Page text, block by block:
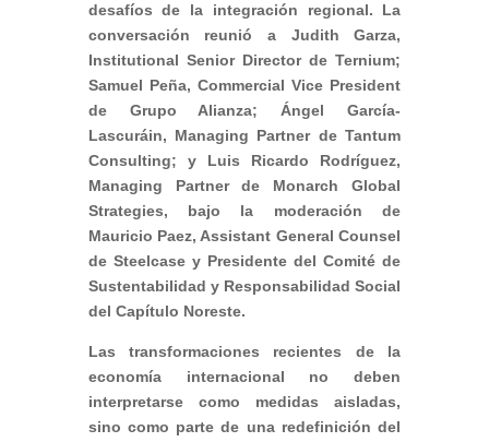
desafíos de la integración regional. La
conversación reunió a Judith Garza,
Institutional Senior Director de Ternium;
Samuel Peña, Commercial Vice President
de Grupo Alianza; Ángel García-
Lascuráin, Managing Partner de Tantum
Consulting; y Luis Ricardo Rodríguez,
Managing Partner de Monarch Global
Strategies, bajo la moderación de
Mauricio Paez, Assistant General Counsel
de Steelcase y Presidente del Comité de
Sustentabilidad y Responsabilidad Social
del Capítulo Noreste.
Las transformaciones recientes de la
economía internacional no deben
interpretarse como medidas aisladas,
sino como parte de una redefinición del